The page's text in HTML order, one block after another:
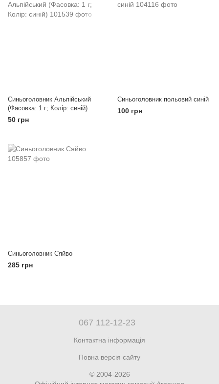
Синьоголовник Альпійський
(Фасовка: 1 г; Колір: синій)
50 грн
Синьоголовник польовий синій
100 грн
Синьоголовник Сяйво
285 грн
067 112-12-23
Контактна інформація
Повна версія сайту
© 2004-2026